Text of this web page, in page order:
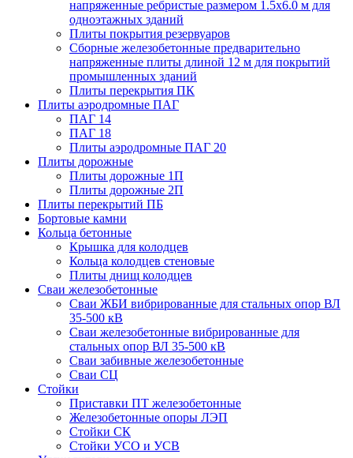
напряженные ребристые размером 1.5х6.0 м для
одноэтажных зданий
Плиты покрытия резервуаров
Сборные железобетонные предварительно
напряженные плиты длиной 12 м для покрытий
промышленных зданий
Плиты перекрытия ПК
Плиты аэродромные ПАГ
ПАГ 14
ПАГ 18
Плиты аэродромные ПАГ 20
Плиты дорожные
Плиты дорожные 1П
Плиты дорожные 2П
Плиты перекрытий ПБ
Бортовые камни
Кольца бетонные
Крышка для колодцев
Кольца колодцев стеновые
Плиты днищ колодцев
Сваи железобетонные
Сваи ЖБИ вибрированные для стальных опор ВЛ
35-500 кВ
Сваи железобетонные вибрированные для
стальных опор ВЛ 35-500 кВ
Сваи забивные железобетонные
Сваи СЦ
Стойки
Приставки ПТ железобетонные
Железобетонные опоры ЛЭП
Стойки СК
Стойки УСО и УСВ